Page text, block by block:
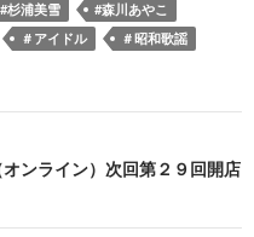
#杉浦美雪
#森川あやこ
＃アイドル ＃昭和歌謡
ンライン）次回第２９回開店